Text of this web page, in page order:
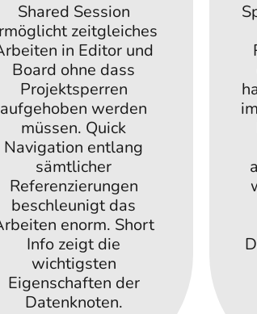
Shared Session
zeitgleiches
in Editor und
Board ohne dass
Projektsperren
aufgehoben werden
müssen. Quick
Navigation entlang
sämtlicher
Referenzierungen
beschleunigt das
enorm. Short
Info zeigt die
wichtigsten
Eigenschaften der
Datenknoten.